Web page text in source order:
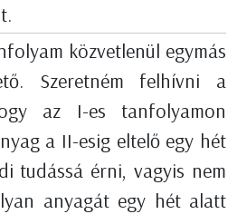
közvetlenül egymás
Szeretném felhívni a
az I-es tanfolyamon
a II-esig eltelő egy hét
tudássá érni, vagyis nem
anyagát egy hét alatt